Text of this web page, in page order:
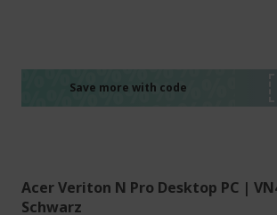
Save more with code
Acer Veriton N Pro Desktop PC |
Schwarz